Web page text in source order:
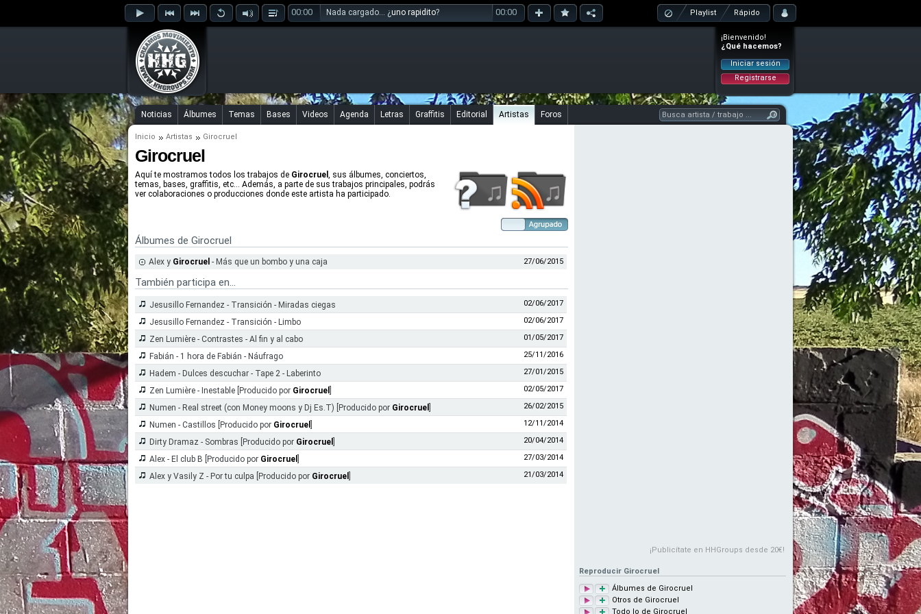
00:00 Nada cargado... ¿uno rapidito? 00:00 Playlist Rápido
¡Bienvenido!
¿Qué hacemos?
Iniciar sesión
Registrarse
Noticias Álbumes Temas Bases Videos Agenda Letras Graffitis Editorial Artistas Foros
Inicio Artistas Girocruel
Girocruel
Aquí te mostramos todos los trabajos de Girocruel , sus álbumes, conciertos,
temas, bases, graffitis, etc... Además, a parte de sus trabajos principales, podrás
ver colaboraciones o producciones donde este artista ha participado.
Álbumes de Girocruel
Alex y Girocruel - Más que un bombo y una caja 27/06/2015
También participa en...
Jesusillo Fernandez - Transición - Miradas ciegas 02/06/2017
Jesusillo Fernandez - Transición - Limbo 02/06/2017
Zen Lumière - Contrastes - Al fin y al cabo 01/05/2017
Fabián - 1 hora de Fabián - Náufrago 25/11/2016
Hadem - Dulces descuchar - Tape 2 - Laberinto 27/01/2015
Zen Lumière - Inestable [Producido por Girocruel 02/05/2017
Numen - Real street (con Money moons y Dj Es.T) [Producido por Girocruel 26/02/2015
Numen - Castillos [Producido por Girocruel 12/11/2014
Dirty Dramaz - Sombras [Producido por Girocruel 20/04/2014
Alex - El club B [Producido por Girocruel 27/03/2014
Alex y Vasily Z - Por tu culpa [Producido por Girocruel 21/03/2014
¡Publicítate en HHGroups desde 20€!
Reproducir Girocruel
Álbumes de Girocruel
Otros de Girocruel
Todo lo de Girocruel